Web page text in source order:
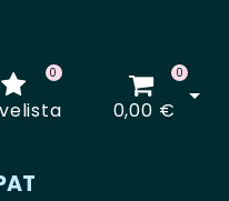
0 0
0,00 €